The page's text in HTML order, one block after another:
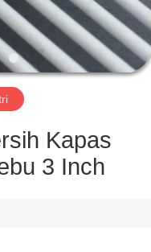
Kapas
3 Inch